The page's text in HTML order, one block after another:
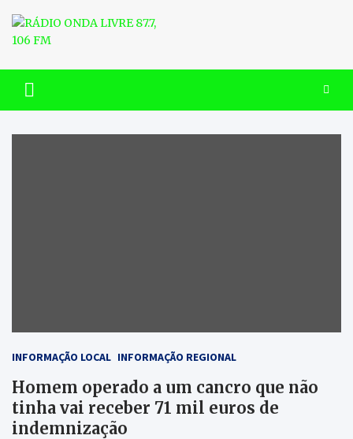
content
RÁDIO ONDA LIVRE 87.7, 106
FM
INFORMAÇÃO LOCAL INFORMAÇÃO REGIONAL
Homem operado a um cancro que não
tinha vai receber 71 mil euros de
indemnização